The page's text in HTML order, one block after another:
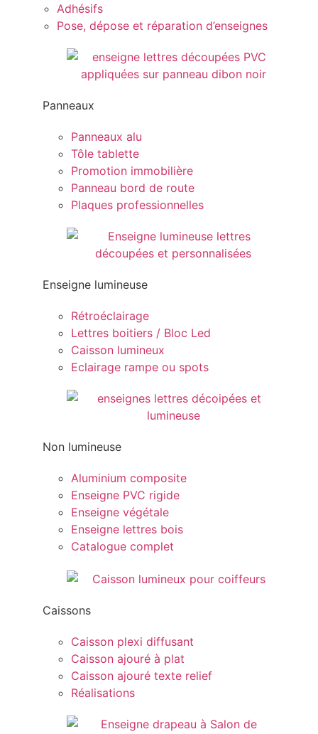
Adhésifs
Pose, dépose et réparation d’enseignes
Panneaux
Panneaux alu
Tôle tablette
Promotion immobilière
Panneau bord de route
Plaques professionnelles
Enseigne lumineuse
Rétroéclairage
Lettres boitiers / Bloc Led
Caisson lumineux
Eclairage rampe ou spots
Non lumineuse
Aluminium composite
Enseigne PVC rigide
Enseigne végétale
Enseigne lettres bois
Catalogue complet
Caissons
Caisson plexi diffusant
Caisson ajouré à plat
Caisson ajouré texte relief
Réalisations